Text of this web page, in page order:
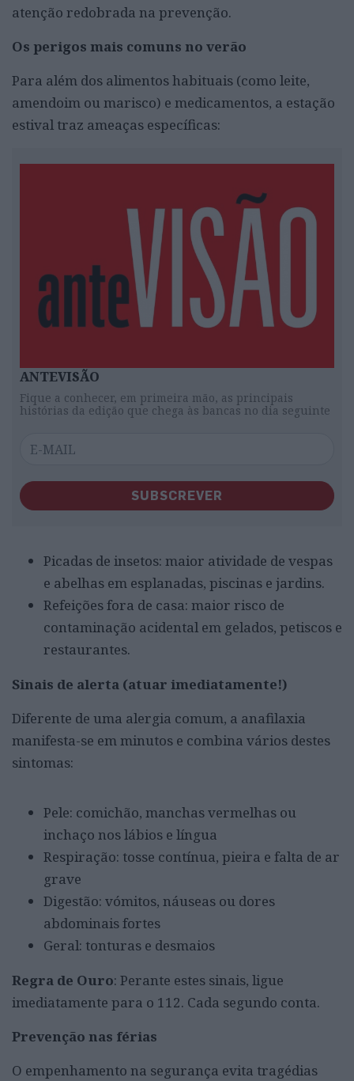
atenção redobrada na prevenção.
Os perigos mais comuns no verão
Para além dos alimentos habituais (como leite,
amendoim ou marisco) e medicamentos, a estação
estival traz ameaças específicas:
ANTEVISÃO
Fique a conhecer, em primeira mão, as principais
histórias da edição que chega às bancas no dia seguinte
SUBSCREVER
Picadas de insetos: maior atividade de vespas
e abelhas em esplanadas, piscinas e jardins.
Refeições fora de casa: maior risco de
contaminação acidental em gelados, petiscos e
restaurantes.
Sinais de alerta (atuar imediatamente!)
Diferente de uma alergia comum, a anafilaxia
manifesta-se em minutos e combina vários destes
sintomas:
Pele: comichão, manchas vermelhas ou
inchaço nos lábios e língua
Respiração: tosse contínua, pieira e falta de ar
grave
Digestão: vómitos, náuseas ou dores
abdominais fortes
Geral: tonturas e desmaios
Regra de Ouro: Perante estes sinais, ligue
imediatamente para o 112. Cada segundo conta.
Prevenção nas férias
O empenhamento na segurança evita tragédias